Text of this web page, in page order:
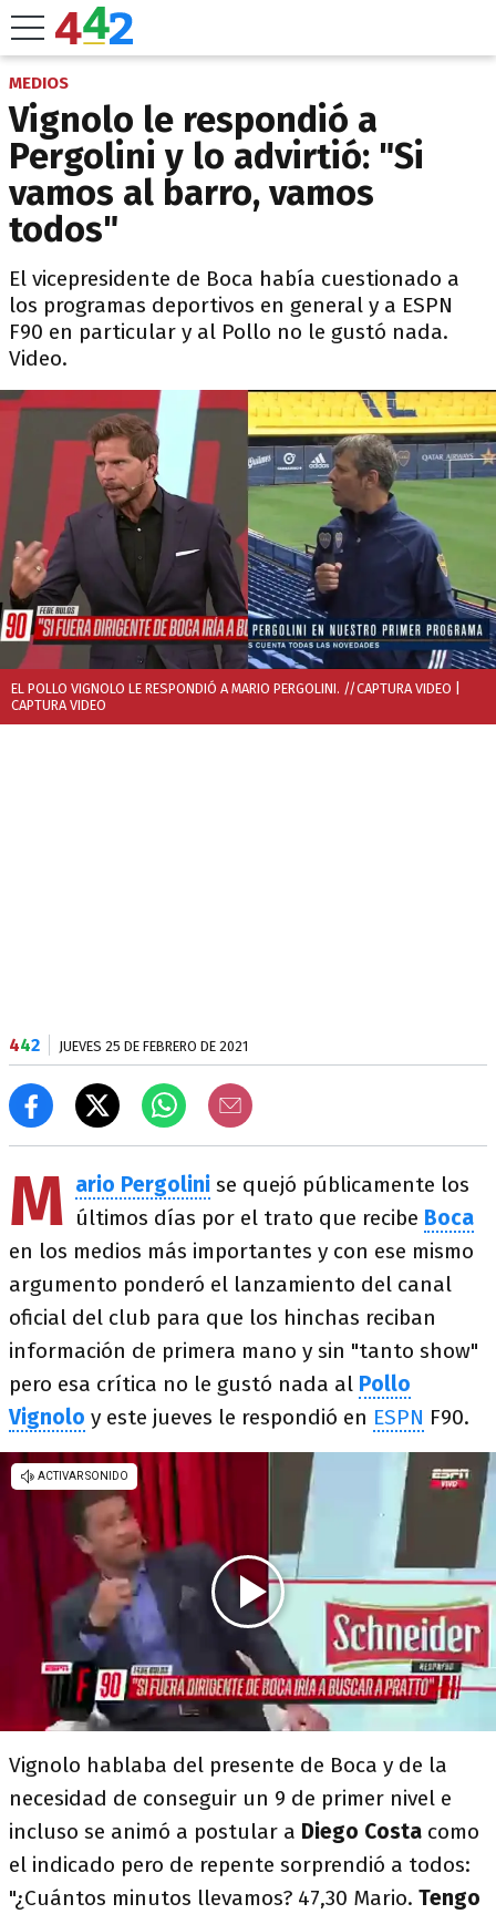
MEDIOS
Vignolo le respondió a
Pergolini y lo advirtió: "Si
vamos al barro, vamos
todos"
El vicepresidente de Boca había cuestionado a
los programas deportivos en general y a ESPN
F90 en particular y al Pollo no le gustó nada.
Video.
EL POLLO VIGNOLO LE RESPONDIÓ A MARIO PERGOLINI. //CAPTURA VIDEO
CAPTURA VIDEO
442 JUEVES 25 DE FEBRERO DE 2021
M ario Pergolini se quejó públicamente los
últimos días por el trato que recibe Boca
en los medios más importantes y con ese mismo
argumento ponderó el lanzamiento del canal
oficial del club para que los hinchas reciban
información de primera mano y sin "tanto show"
pero esa crítica no le gustó nada al Pollo
Vignolo y este jueves le respondió en ESPN F90.
Vignolo hablaba del presente de Boca y de la
necesidad de conseguir un 9 de primer nivel e
incluso se animó a postular a Diego Costa como
el indicado pero de repente sorprendió a todos:
"¿Cuántos minutos llevamos? 47,30 Mario. Tengo